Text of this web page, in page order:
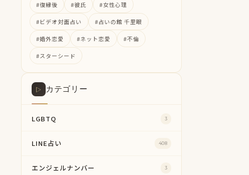
#復縁後 #彼氏 #女性心理
#ビデオ対面占い #占いの館 千里眼
#婚外恋愛 #ネット恋愛 #不倫
#スターシード
▷ カテゴリー
LGBTQ 3
LINE占い 408
エンジェルナンバー 3